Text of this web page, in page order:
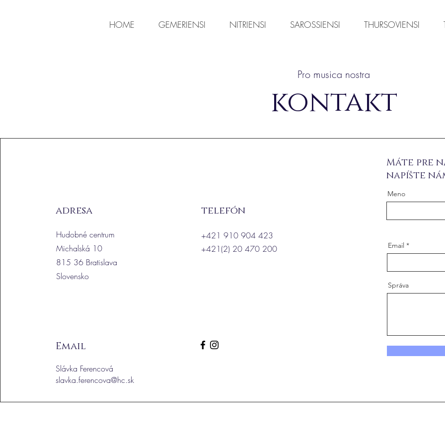
HOME GEMERIENSI NITRIENSI SAROSSIENSI THURSOVIENSI
Pro musica nostra
kontakt
adresa
Hudobné centrum
Michalská 10
815 36 Bratislava
Slovensko
Email
telefón
+421 910 904 423
+421(2) 20 470 200
Slávka Ferencová
slavka.ferencova@hc.sk
Máte pre
napíšte
Meno
Email
Správa